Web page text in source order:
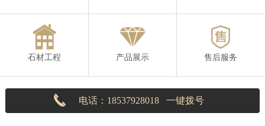
石材工程 产品展示 售后服务
电话：18537928018 一键拨号